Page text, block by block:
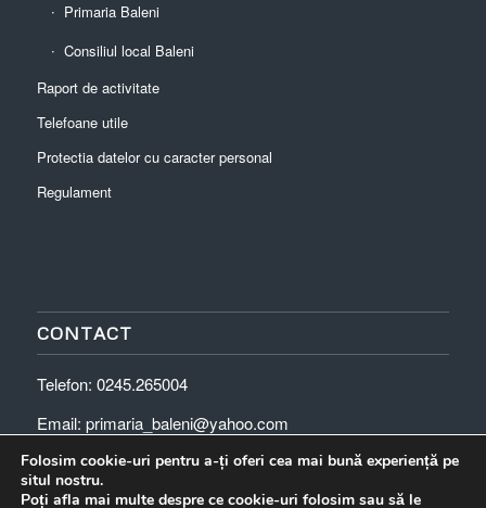
Primaria Baleni
Consiliul local Baleni
Raport de activitate
Telefoane utile
Protectia datelor cu caracter personal
Regulament
CONTACT
Telefon: 0245.265004
Email: primaria_baleni@yahoo.com
Folosim cookie-uri pentru a-ți oferi cea mai bună experiență pe
situl nostru.
Poți afla mai multe despre ce cookie-uri folosim sau să le